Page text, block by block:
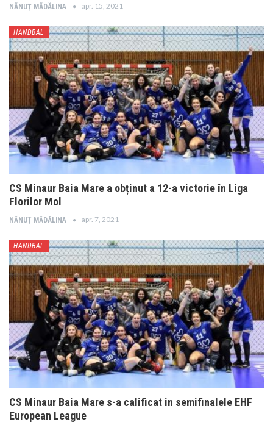
NĂNUȚ MĂDĂLINA apr. 15, 2021
HANDBAL
CS Minaur Baia Mare a obținut a 12-a victorie în Liga
Florilor Mol
NĂNUȚ MĂDĂLINA apr. 7, 2021
HANDBAL
CS Minaur Baia Mare s-a calificat in semifinalele EHF
European League